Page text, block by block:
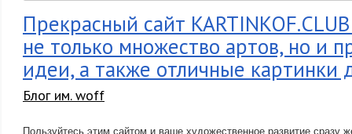
Прекрасный сайт
не только множество артов, но и
идеи, а также отличные картинки
Блог им. woff
Пользуйтесь этим сайтом и ваше художественное развитие сразу